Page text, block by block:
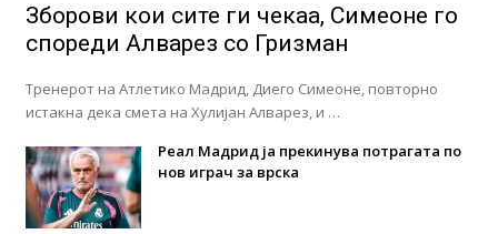
Зборови кои сите ги чекаа, Симеоне го
спореди Алварез со Гризман
Тренерот на Атлетико Мадрид, Диего Симеоне, повторно
истакна дека смета на Хулијан Алварез, и …
Реал Мадрид ја прекинува потрагата по
нов играч за врска